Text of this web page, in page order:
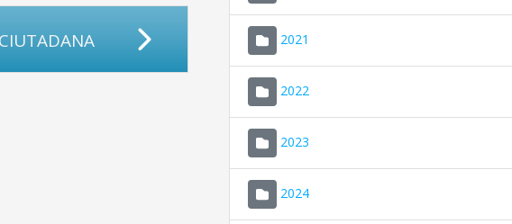
2021
2022
2023
2024